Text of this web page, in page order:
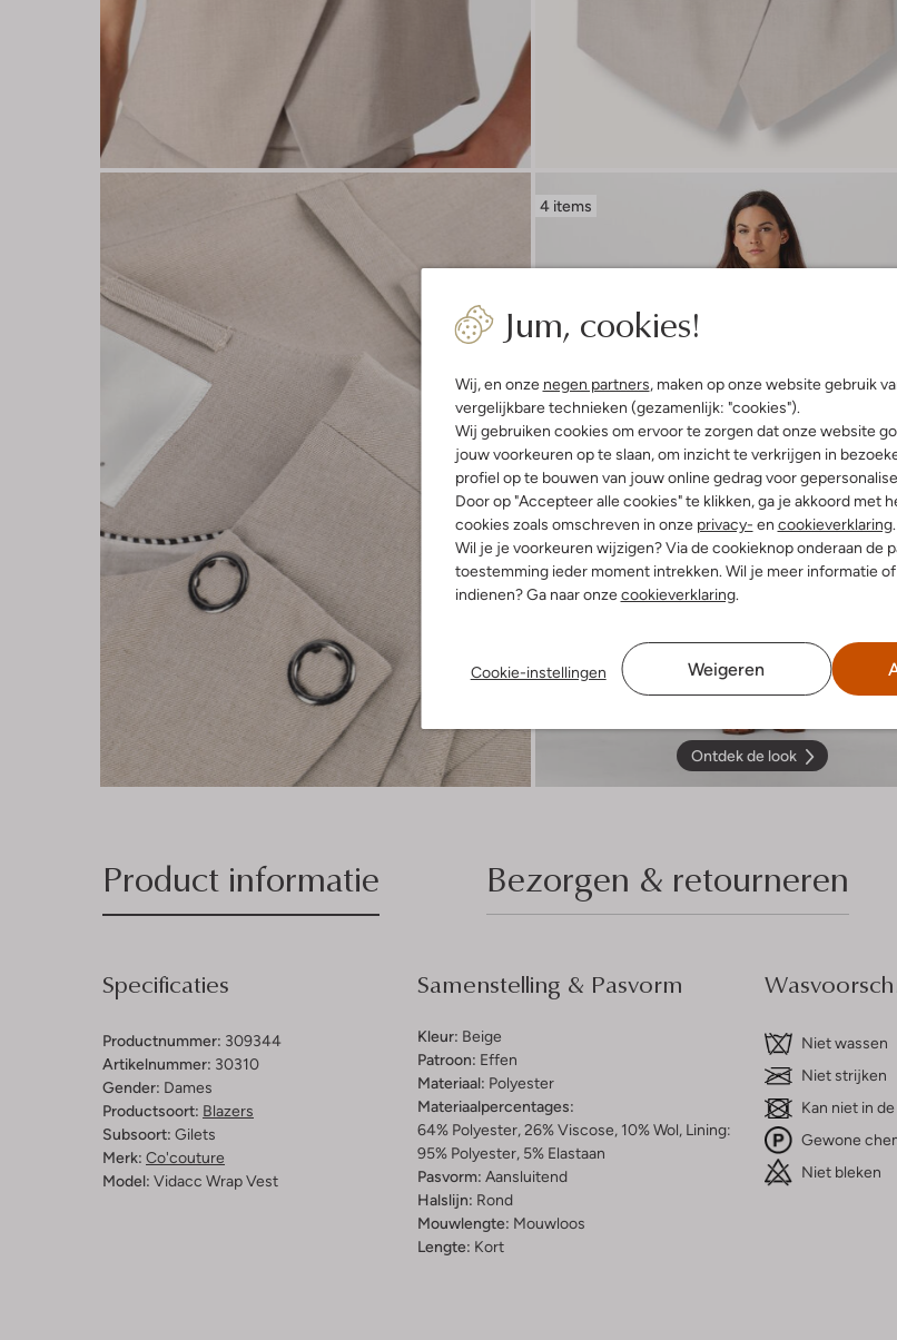
Jum, cookies!
Wij, en onze negen partners, maken op onze website gebruik
vergelijkbare technieken (gezamenlijk: "cookies").
Wij gebruiken cookies om ervoor te zorgen dat onze website
jouw voorkeuren op te slaan, om inzicht te verkrijgen in
profiel op te bouwen van jouw online gedrag voor
Door op "Accepteer alle cookies" te klikken, ga je akkoord met
cookies zoals omschreven in onze privacy- en cookieverklaring.
Wil je je voorkeuren wijzigen? Via de cookieknop onderaan de
toestemming ieder moment intrekken. Wil je meer informatie
indienen? Ga naar onzecookieverklaring.
Cookie-instellingen Weigeren
4 items
Ontdek de look
Product informatie Bezorgen & retourneren
Specificaties
Productnummer: 309344
Artikelnummer: 30310
Gender: Dames
Productsoort: Blazers
Subsoort: Gilets
Merk: Co'couture
Model: Vidacc Wrap Vest
Samenstelling & Pasvorm
Kleur: Beige
Patroon: Effen
Materiaal: Polyester
Materiaalpercentages:
64% Polyester, 26% Viscose, 10% Wol, Lining:
95% Polyester, 5% Elastaan
Pasvorm: Aansluitend
Halslijn: Rond
Mouwlengte: Mouwloos
Lengte: Kort
Niet wassen
Niet strijken
Kan niet in
Gewone
Niet bleken